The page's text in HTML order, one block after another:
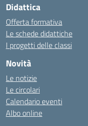
Didattica
Offerta formativa
Le schede didattiche
I progetti delle classi
Novità
Le notizie
Le circolari
Calendario eventi
Albo online